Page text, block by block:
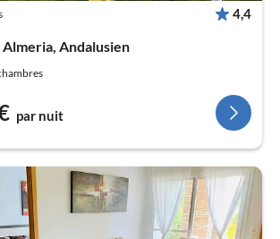
4,4
Almeria, Andalusien
par nuit